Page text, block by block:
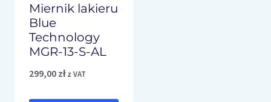
Miernik lakieru
Blue
Technology
MGR-13-S-AL
299,00 zł z VAT